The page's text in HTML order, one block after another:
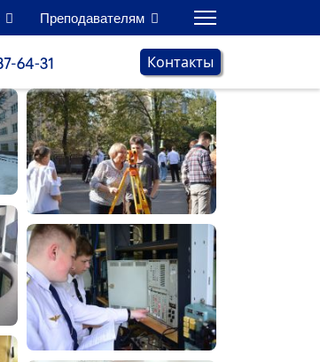
Преподавателям
Контакты